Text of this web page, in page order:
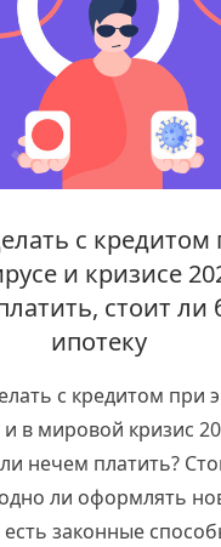
с кредитом
и кризисе
стоит ли
ипотеку
с кредитом при
в мировой кризис
нечем платить?
ли оформлять
есть законные